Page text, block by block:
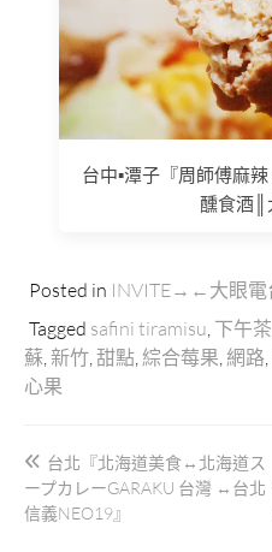
台中▪潭子『周師傅麻
醺食酒║
Posted in INVITE→←大眼電
Tagged safini tiramisu 下午茶
蘇 新竹 甜點 綜合莓果 網路
心果
文
章
導
台北『北海道美食↔北海道ス
ープカレーGARAKU 台灣 ↔台北
信義NEO19』